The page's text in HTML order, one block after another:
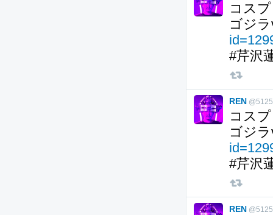
コス
ゴジ
#芹沢
REN
コス
ゴジ
#芹沢
REN